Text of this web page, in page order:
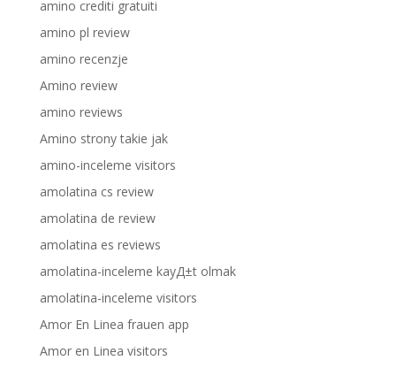
amino crediti gratuiti
amino pl review
amino recenzje
Amino review
amino reviews
Amino strony takie jak
amino-inceleme visitors
amolatina cs review
amolatina de review
amolatina es reviews
amolatina-inceleme kayД±t olmak
amolatina-inceleme visitors
Amor En Linea frauen app
Amor en Linea visitors